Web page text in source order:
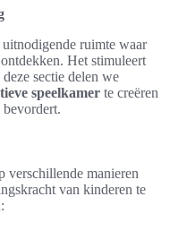
uitnodigende ruimte waar
Het stimuleert
sectie delen we
speelkamer te creëren
verschillende manieren
van kinderen te